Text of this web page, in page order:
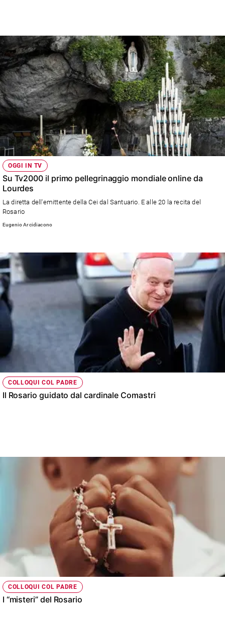
OGGI IN TV
Su Tv2000 il primo pellegrinaggio mondiale online da
Lourdes
La diretta dell'emittente della Cei dal Santuario. E alle 20 la recita del
Rosario
Eugenio Arcidiacono
COLLOQUI COL PADRE
Il Rosario guidato dal cardinale Comastri
COLLOQUI COL PADRE
I “misteri” del Rosario